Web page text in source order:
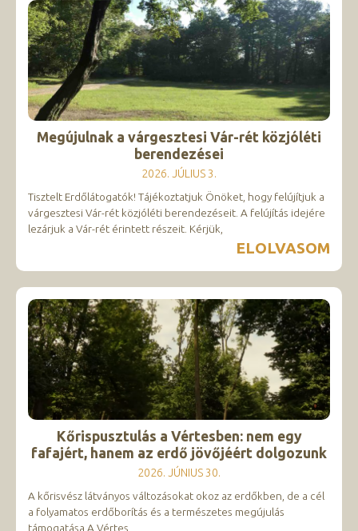
Megújulnak a várgesztesi Vár-rét közjóléti
berendezései
2026. JÚLIUS 3.
Tisztelt Erdőlátogatók! Tájékoztatjuk Önöket, hogy felújítjuk a
várgesztesi Vár-rét közjóléti berendezéseit. A felújítás idejére
lezárjuk a Vár-rét érintett részeit. Kérjük,
ELOLVASOM
Kőrispusztulás a Vértesben: nem egy
fafajért, hanem az erdő jövőjéért dolgozunk
2026. JÚNIUS 30.
A kőrisvész látványos változásokat okoz az erdőkben, de a cél
a folyamatos erdőborítás és a természetes megújulás
támogatása A Vértes